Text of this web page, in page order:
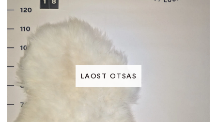
LAOST OTSAS